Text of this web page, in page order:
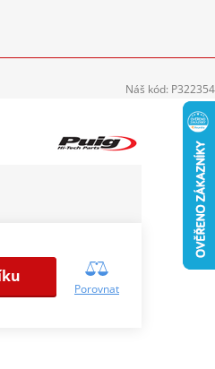
Porovnat
Náš kód: P322354